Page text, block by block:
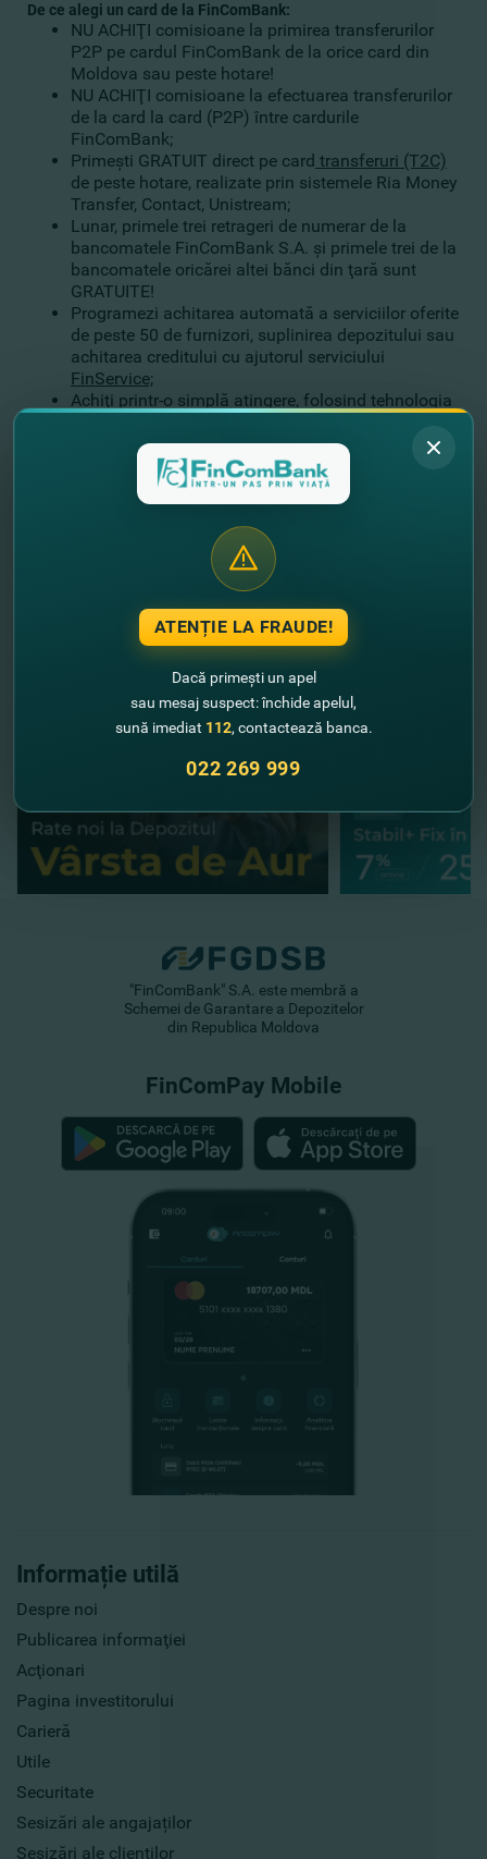
De ce alegi un card de la FinComBank:
NU ACHIŢI comisioane la primirea transferurilor
P2P pe cardul FinComBank de la orice card din
Moldova sau peste hotare!
NU ACHIŢI comisioane la efectuarea transferurilor
de la card la card (P2P) între cardurile
FinComBank;
Primeşti GRATUIT direct pe card transferuri (T2C)
de peste hotare, realizate prin sistemele Ria Money
Transfer, Contact, Unistream;
Lunar, primele trei retrageri de numerar de la
bancomatele FinComBank S.A. şi primele trei de la
bancomatele oricărei altei bănci din ţară sunt
GRATUITE!
Programezi achitarea automată a serviciilor oferite
de peste 50 de furnizori, suplinirea depozitului sau
achitarea creditului cu ajutorul serviciului
FinService;
Achiţi printr-o simplă atingere, folosind tehnologia
Efectuezi plăţi prin Internet în maximă siguranţă
cu serviciul 3D-Secure.
Deschide un card
gratuit pentru tine şi copilul tău.
Fii mereu online cu FinComBank!
Alte noutăţi
Informație utilă
Despre noi
Publicarea informaţiei
Acţionari
Pagina investitorului
Carieră
Utile
Securitate
Sesizări ale angajaților
Sesizări ale clienților
"FinComBank" S.A. este membră a
Schemei de Garantare a Depozitelor
din Republica Moldova
FinComPay Mobile
ATENȚIE LA FRAUDE!
Dacă primești un apel
sau mesaj suspect: închide apelul,
sună imediat 112, contactează banca.
022 269 999